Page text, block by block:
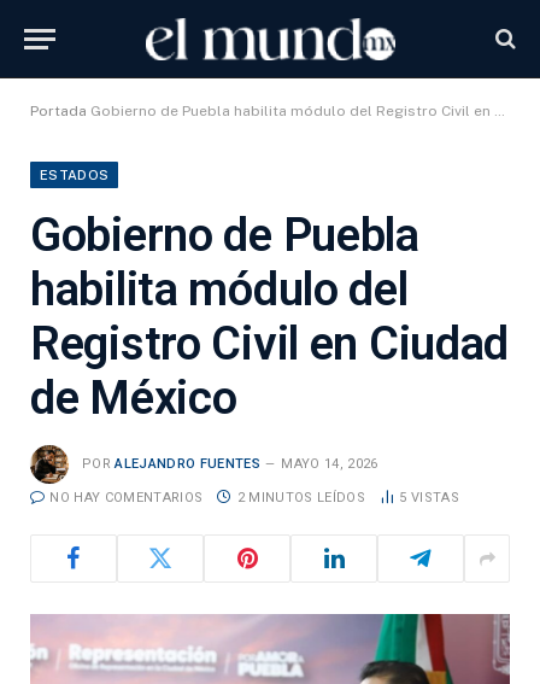
Portada Gobierno de Puebla habilita módulo del Registro Civil en Ciudad de México
ESTADOS
Gobierno de Puebla
habilita módulo del
Registro Civil en Ciudad
de México
POR ALEJANDRO FUENTES MAYO 14, 2026
NO HAY COMENTARIOS 2 MINUTOS LEÍDOS 5 VISTAS